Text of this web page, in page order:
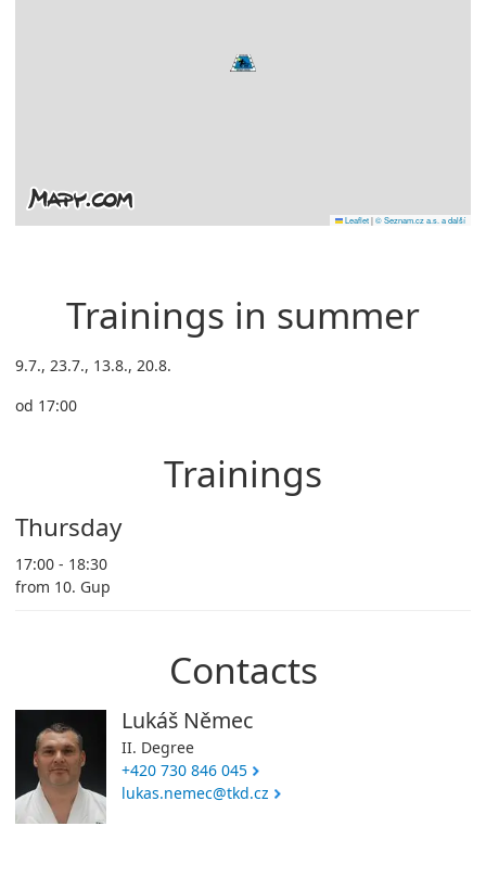
Leaflet|© Seznam.cz a.s. a další
Trainings in summer
9.7., 23.7., 13.8., 20.8.
od 17:00
Trainings
Thursday
17:00 - 18:30
from 10. Gup
Contacts
Lukáš Němec
II. Degree
+420 730 846 045
lukas.nemec@tkd.cz